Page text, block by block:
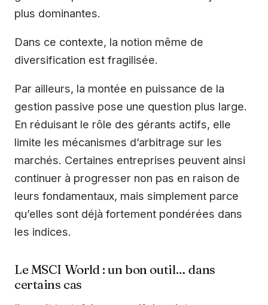
plus dominantes.
Dans ce contexte, la notion même de
diversification est fragilisée.
Par ailleurs, la montée en puissance de la
gestion passive pose une question plus large.
En réduisant le rôle des gérants actifs, elle
limite les mécanismes d’arbitrage sur les
marchés. Certaines entreprises peuvent ainsi
continuer à progresser non pas en raison de
leurs fondamentaux, mais simplement parce
qu’elles sont déjà fortement pondérées dans
les indices.
Le MSCI World : un bon outil… dans
certains cas